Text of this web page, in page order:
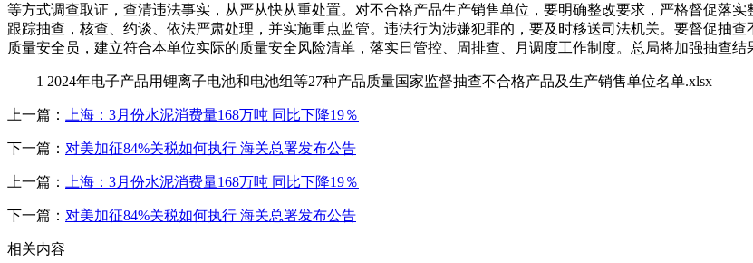
等方式调查取证，查清违法事实，从严从快从重处置。对不合格产品生产销售单位，要明确整改要求，严格督促落
跟踪抽查，核查、约谈、依法严肃处理，并实施重点监管。违法行为涉嫌犯罪的，要及时移送司法机关。要督促抽
质量安全员，建立符合本单位实际的质量安全风险清单，落实日管控、周排查、月调度工作制度。总局将加强抽查结
1 2024年电子产品用锂离子电池和电池组等27种产品质量国家监督抽查不合格产品及生产销售单位名单.xlsx
上一篇： 上海：3月份水泥消费量168万吨 同比下降19％
下一篇： 对美加征84%关税如何执行 海关总署发布公告
上一篇： 上海：3月份水泥消费量168万吨 同比下降19％
下一篇： 对美加征84%关税如何执行 海关总署发布公告
相关内容